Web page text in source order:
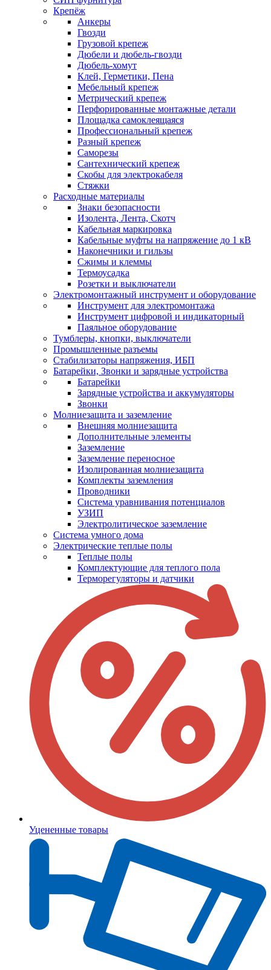
Крепёж
Анкеры
Гвозди
Грузовой крепеж
Дюбели и дюбель-гвозди
Дюбель-хомут
Клей, Герметики, Пена
Мебельный крепеж
Метрический крепеж
Перфорированные монтажные детали
Площадка самоклеящаяся
Профессиональный крепеж
Разный крепеж
Саморезы
Сантехнический крепеж
Скобы для электрокабеля
Стяжки
Расходные материалы
Знаки безопасности
Изолента, Лента, Скотч
Кабельная маркировка
Кабельные муфты на напряжение до 1 кВ
Наконечники и гильзы
Сжимы и клеммы
Термоусадка
Розетки и выключатели
Электромонтажный инструмент и оборудование
Инструмент для электромонтажа
Инструмент цифровой и индикаторный
Паяльное оборудование
Тумблеры, кнопки, выключатели
Промышленные разъемы
Стабилизаторы напряжения, ИБП
Батарейки, Звонки и зарядные устройства
Батарейки
Зарядные устройства и аккумуляторы
Звонки
Молниезащита и заземление
Внешняя молниезащита
Дополнительные элементы
Заземление
Заземление переносное
Изолированная молниезащита
Комплекты заземления
Проводники
Система уравнивания потенциалов
УЗИП
Электролитическое заземление
Система умного дома
Электрические теплые полы
Теплые полы
Комплектующие для теплого пола
Терморегуляторы и датчики
Уцененные товары